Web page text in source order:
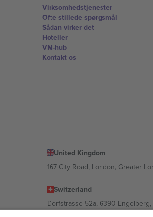
Virksomhedstjenester
Ofte stillede spørgsmål
Sådan virker det
Hoteller
VM-hub
Kontakt os
United Kingdom
167 City Road, London, Greater
Switzerland
Dorfstrasse 52a, 6390 Engelberg,